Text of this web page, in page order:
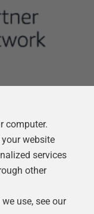
computer.
website
services
other
use, see our